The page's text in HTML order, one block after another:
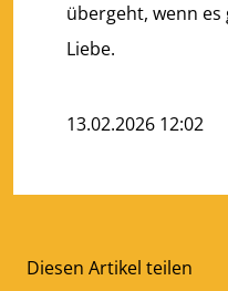
übergeht, wenn
Liebe.
13.02.2026 12:02
Diesen Artikel teilen